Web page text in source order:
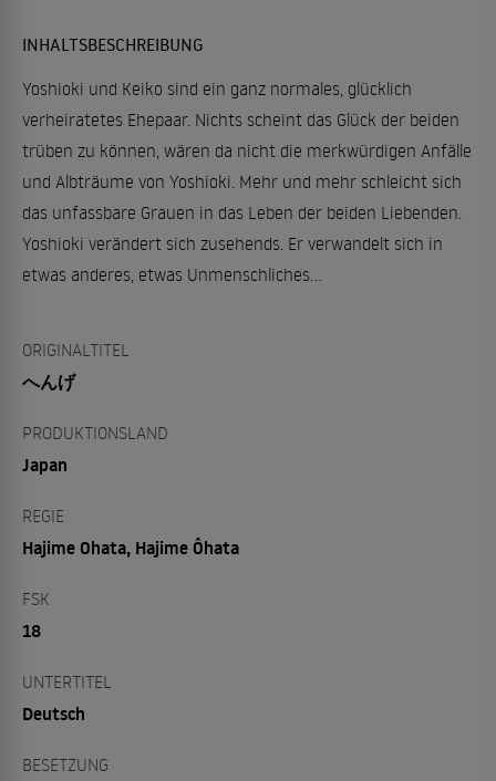
INHALTSBESCHREIBUNG
Yoshioki und Keiko sind ein ganz normales, glücklich
verheiratetes Ehepaar. Nichts scheint das Glück der beiden
trüben zu können, wären da nicht die merkwürdigen Anfälle
und Albträume von Yoshioki. Mehr und mehr schleicht sich
das unfassbare Grauen in das Leben der beiden Liebenden.
Yoshioki verändert sich zusehends. Er verwandelt sich in
etwas anderes, etwas Unmenschliches…
ORIGINALTITEL
へんげ
PRODUKTIONSLAND
Japan
REGIE
Hajime Ohata, Hajime Ôhata
FSK
18
UNTERTITEL
Deutsch
BESETZUNG